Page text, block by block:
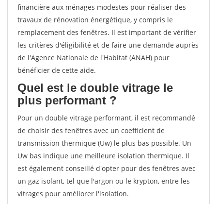
financière aux ménages modestes pour réaliser des
travaux de rénovation énergétique, y compris le
remplacement des fenêtres. Il est important de vérifier
les critères d'éligibilité et de faire une demande auprès
de l'Agence Nationale de l'Habitat (ANAH) pour
bénéficier de cette aide.
Quel est le double vitrage le
plus performant ?
Pour un double vitrage performant, il est recommandé
de choisir des fenêtres avec un coefficient de
transmission thermique (Uw) le plus bas possible. Un
Uw bas indique une meilleure isolation thermique. Il
est également conseillé d'opter pour des fenêtres avec
un gaz isolant, tel que l'argon ou le krypton, entre les
vitrages pour améliorer l'isolation.